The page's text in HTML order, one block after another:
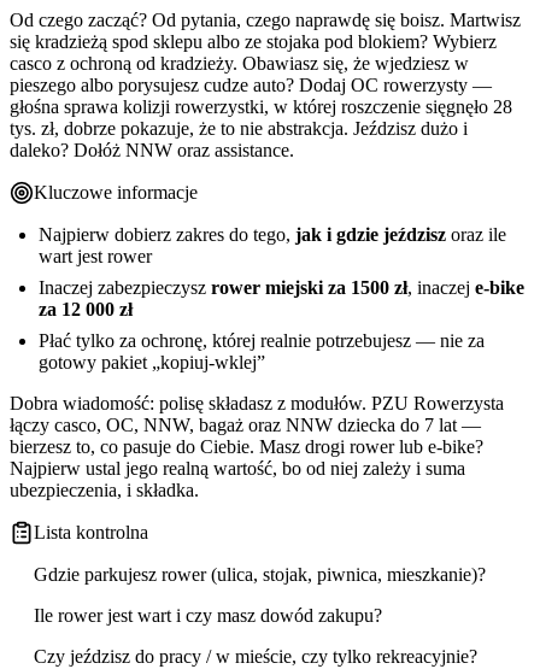
Od czego zacząć? Od pytania, czego naprawdę się boisz. Martwisz
się kradzieżą spod sklepu albo ze stojaka pod blokiem? Wybierz
casco z ochroną od kradzieży. Obawiasz się, że wjedziesz w
pieszego albo porysujesz cudze auto? Dodaj OC rowerzysty —
głośna sprawa kolizji rowerzystki, w której roszczenie sięgnęło 28
tys. zł, dobrze pokazuje, że to nie abstrakcja. Jeździsz dużo i
daleko? Dołóż NNW oraz assistance.
Kluczowe informacje
Najpierw dobierz zakres do tego, jak i gdzie jeździsz oraz ile
wart jest rower
Inaczej zabezpieczysz rower miejski za 1500 zł, inaczej e-bike
za 12 000 zł
Płać tylko za ochronę, której realnie potrzebujesz — nie za
gotowy pakiet „kopiuj-wklej”
Dobra wiadomość: polisę składasz z modułów. PZU Rowerzysta
łączy casco, OC, NNW, bagaż oraz NNW dziecka do 7 lat —
bierzesz to, co pasuje do Ciebie. Masz drogi rower lub e-bike?
Najpierw ustal jego realną wartość, bo od niej zależy i suma
ubezpieczenia, i składka.
Lista kontrolna
Gdzie parkujesz rower (ulica, stojak, piwnica, mieszkanie)?
Ile rower jest wart i czy masz dowód zakupu?
Czy jeździsz do pracy / w mieście, czy tylko rekreacyjnie?